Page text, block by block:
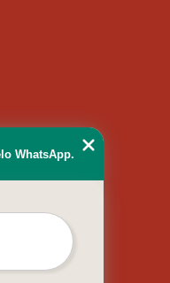
WhatsApp.